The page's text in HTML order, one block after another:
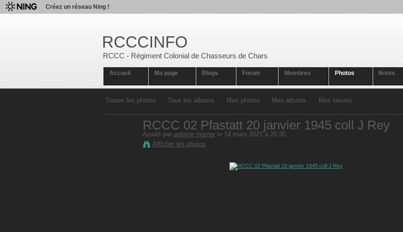
Créez un réseau Ning !
RCCCINFO
RCCC - Régiment Colonial de Chasseurs de Chars
Accueil Ma page Blogs Forum Membres Photos Notes
Toutes les photos Tous les albums Mes photos Mes albums Mes favoris
RCCC 02 Pfastatt 20 janvier 1945 coll J Rey
Ajouté par antoine misnerle 14 mars 2021 à 20:35
Afficher les photos